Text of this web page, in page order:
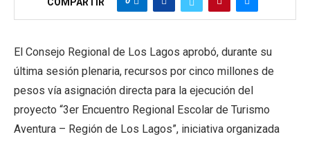
El Consejo Regional de Los Lagos aprobó, durante su
última sesión plenaria, recursos por cinco millones de
pesos vía asignación directa para la ejecución del
proyecto “3er Encuentro Regional Escolar de Turismo
Aventura – Región de Los Lagos”, iniciativa organizada